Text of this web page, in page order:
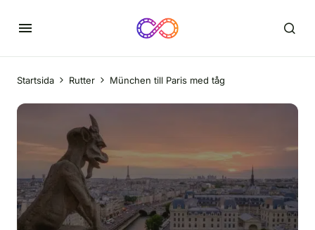
Startsida Rutter München till Paris med tåg